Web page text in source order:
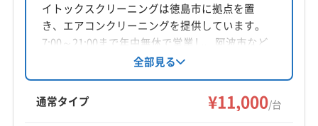
イトックスクリーニングは徳島市に拠点を置
き、エアコンクリーニングを提供しています。
7:00～21:00まで年中無休で営業し、阿波市など
徳島県内が対応エリアです。損害保険加入済
み。基本料金11,000円からで、複数台割引や消臭
抗菌コート等のオプションも用意。エコ洗剤を
使用し、土日祝日も対応、女性スタッフの同行
全部見る
通常タイプ ¥11,000/台